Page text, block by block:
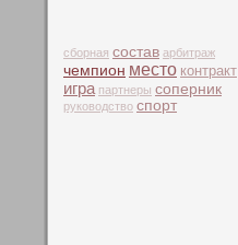
сборная состав арбитраж
чемпион место контракт
игра партнеры соперник
руководство спорт